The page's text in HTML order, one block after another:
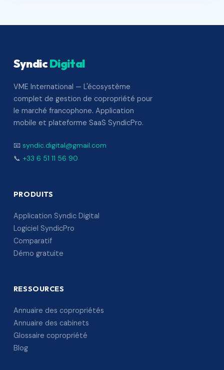
SyndicDigital
VME International — L'écosystème
complet de gestion de copropriété pour
le marché francophone. Application
mobile et plateforme SaaS SyndicPro.
📧 syndic.digital@gmail.com
📞 +33 6 51 11 56 90
PRODUITS
Application Syndic Digital
Logiciel SyndicPro
Comparatif
Démo gratuite
RESSOURCES
Annuaire des copropriétés
Annuaire des cabinets
Glossaire copropriété
Blog